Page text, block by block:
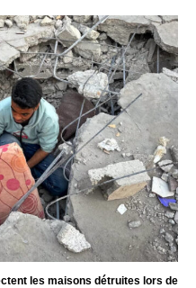
les maisons détruites lors de